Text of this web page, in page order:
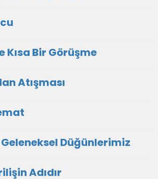
Kısa Bir Görüşme
Atışması
Düğünlerimiz
Adıdır